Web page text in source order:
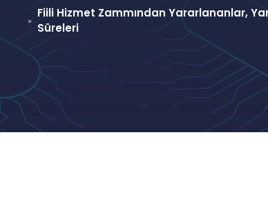
»
Fiili Hizmet Zammından Yararlananlar,
Süreleri